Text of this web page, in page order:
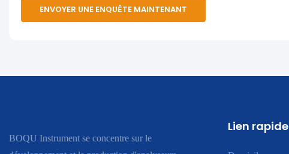
ENVOYER UNE ENQUÊTE MAINTENANT
BOQU Instrument se concentre sur le
Lien rapide